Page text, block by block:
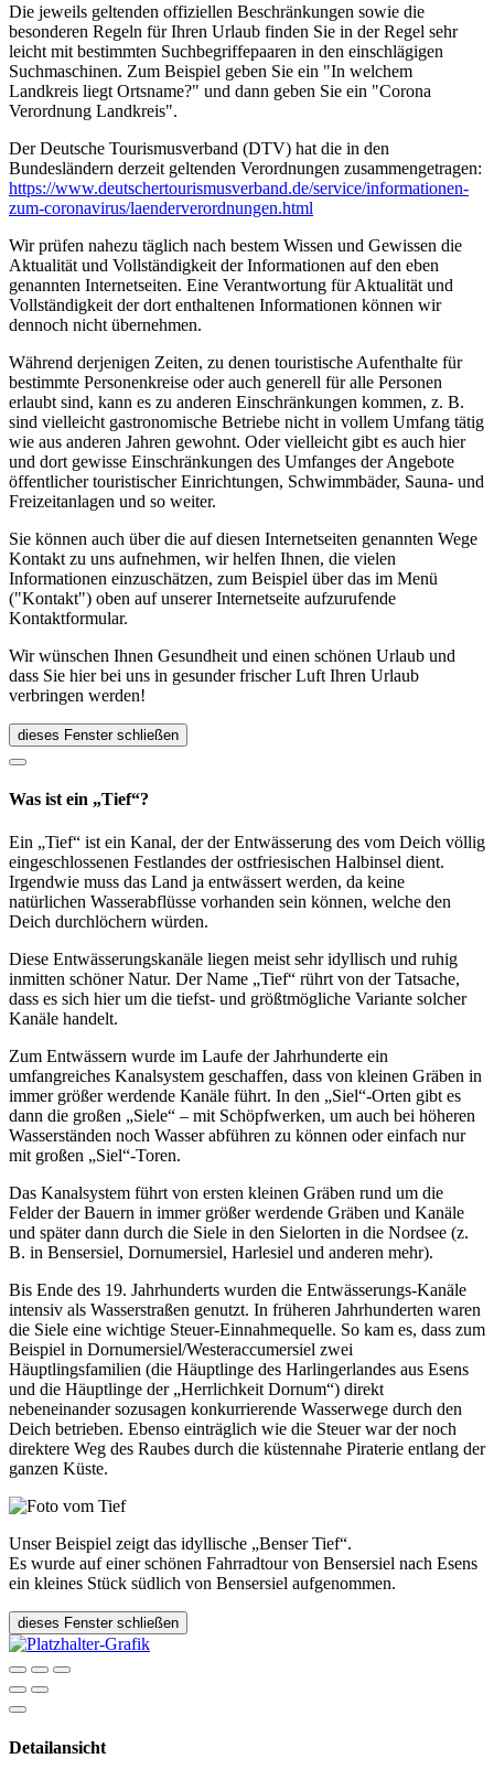
Die jeweils geltenden offiziellen Beschränkungen sowie die
besonderen Regeln für Ihren Urlaub finden Sie in der Regel sehr
leicht mit bestimmten Suchbegriffepaaren in den einschlägigen
Suchmaschinen. Zum Beispiel geben Sie ein "In welchem
Landkreis liegt Ortsname?" und dann geben Sie ein "Corona
Verordnung Landkreis".
Der Deutsche Tourismusverband (DTV) hat die in den
Bundesländern derzeit geltenden Verordnungen zusammengetragen:
https://www.deutscher­tourismusverband.de/­service/­informationen-
zum-coronavirus/­laenderverordnungen.html
Wir prüfen nahezu täglich nach bestem Wissen und Gewissen die
Aktualität und Vollständigkeit der Informationen auf den eben
genannten Internetseiten. Eine Verantwortung für Aktualität und
Vollständigkeit der dort enthaltenen Informationen können wir
dennoch nicht übernehmen.
Während derjenigen Zeiten, zu denen touristische Aufenthalte für
bestimmte Personenkreise oder auch generell für alle Personen
erlaubt sind, kann es zu anderen Einschränkungen kommen, z. B.
sind vielleicht gastronomische Betriebe nicht in vollem Umfang tätig
wie aus anderen Jahren gewohnt. Oder vielleicht gibt es auch hier
und dort gewisse Einschränkungen des Umfanges der Angebote
öffentlicher touristischer Einrichtungen, Schwimmbäder, Sauna- und
Freizeitanlagen und so weiter.
Sie können auch über die auf diesen Internetseiten genannten Wege
Kontakt zu uns aufnehmen, wir helfen Ihnen, die vielen
Informationen einzuschätzen, zum Beispiel über das im Menü
("Kontakt") oben auf unserer Internetseite aufzurufende
Kontaktformular.
Wir wünschen Ihnen Gesundheit und einen schönen Urlaub und
dass Sie hier bei uns in gesunder frischer Luft Ihren Urlaub
verbringen werden!
dieses Fenster schließen
Was ist ein „Tief“?
Ein „Tief“ ist ein Kanal, der der Entwässerung des vom Deich völlig
eingeschlossenen Festlandes der ostfriesischen Halbinsel dient.
Irgendwie muss das Land ja entwässert werden, da keine
natürlichen Wasserabflüsse vorhanden sein können, welche den
Deich durchlöchern würden.
Diese Entwässerungskanäle liegen meist sehr idyllisch und ruhig
inmitten schöner Natur. Der Name „Tief“ rührt von der Tatsache,
dass es sich hier um die tiefst- und größtmögliche Variante solcher
Kanäle handelt.
Zum Entwässern wurde im Laufe der Jahrhunderte ein
umfangreiches Kanalsystem geschaffen, dass von kleinen Gräben in
immer größer werdende Kanäle führt. In den „Siel“-Orten gibt es
dann die großen „Siele“ – mit Schöpfwerken, um auch bei höheren
Wasserständen noch Wasser abführen zu können oder einfach nur
mit großen „Siel“-Toren.
Das Kanalsystem führt von ersten kleinen Gräben rund um die
Felder der Bauern in immer größer werdende Gräben und Kanäle
und später dann durch die Siele in den Sielorten in die Nordsee (z.
B. in Bensersiel, Dornumersiel, Harlesiel und anderen mehr).
Bis Ende des 19. Jahrhunderts wurden die Entwässerungs-Kanäle
intensiv als Wasserstraßen genutzt. In früheren Jahrhunderten waren
die Siele eine wichtige Steuer-Einnahmequelle. So kam es, dass zum
Beispiel in Dornumersiel/Westeraccumersiel zwei
Häuptlingsfamilien (die Häuptlinge des Harlingerlandes aus Esens
und die Häuptlinge der „Herrlichkeit Dornum“) direkt
nebeneinander sozusagen konkurrierende Wasserwege durch den
Deich betrieben. Ebenso einträglich wie die Steuer war der noch
direktere Weg des Raubes durch die küstennahe Piraterie entlang der
ganzen Küste.
Unser Beispiel zeigt das idyllische „Benser Tief“.
Es wurde auf einer schönen Fahrradtour von Bensersiel nach Esens
ein kleines Stück südlich von Bensersiel aufgenommen.
dieses Fenster schließen
Detailansicht